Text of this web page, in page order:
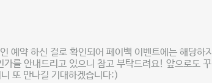
예약 하신 걸로 확인되어 페이백 이벤트에는 해당하지
를 안내드리고 있으니 참고 부탁드려요! 앞으로도 꾸
또 만나길 기대하겠습니다:)